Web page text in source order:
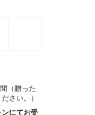
（贈った
さい。）
にてお受